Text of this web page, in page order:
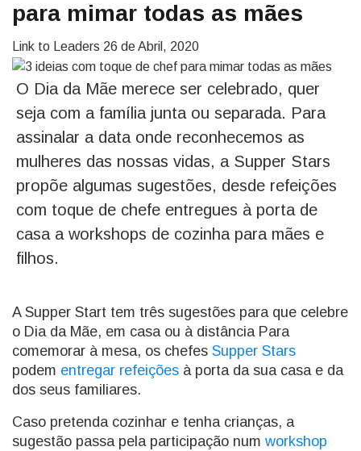
para mimar todas as mães
Link to Leaders 26 de Abril, 2020
O Dia da Mãe merece ser celebrado, quer
seja com a família junta ou separada. Para
assinalar a data onde reconhecemos as
mulheres das nossas vidas, a Supper Stars
propõe algumas sugestões, desde refeições
com toque de chefe entregues à porta de
casa a workshops de cozinha para mães e
filhos.
A Supper Start tem três sugestões para que celebre
o Dia da Mãe, em casa ou à distância Para
comemorar à mesa, os chefes Supper Stars
podem entregar refeições à porta da sua casa e da
dos seus familiares.
Caso pretenda cozinhar e tenha crianças, a
sugestão passa pela participação num workshop